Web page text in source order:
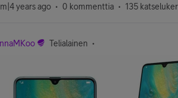
years ago 0 kommenttia 135
Telialainen